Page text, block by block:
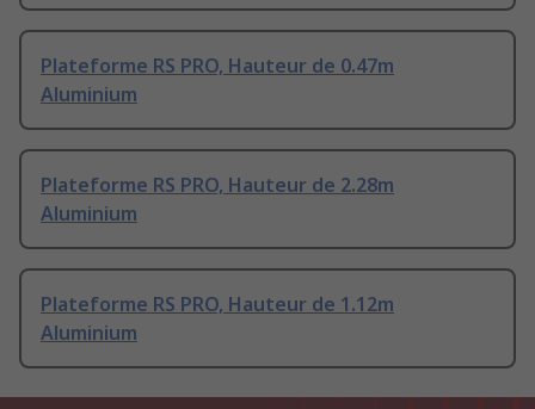
Plateforme RS PRO, Hauteur de 0.47m
Aluminium
Plateforme RS PRO, Hauteur de 2.28m
Aluminium
Plateforme RS PRO, Hauteur de 1.12m
Aluminium